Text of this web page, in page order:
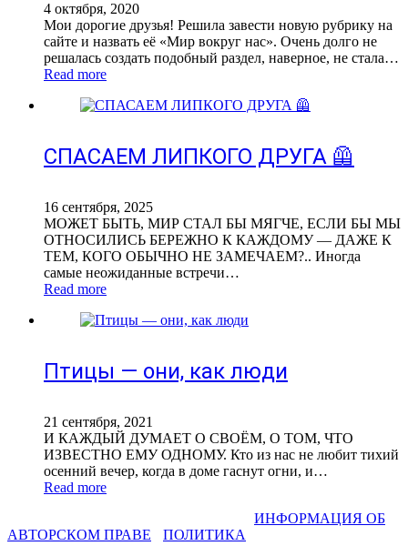
4 октября, 2020
Мои дорогие друзья! Решила завести новую рубрику на
сайте и назвать её «Мир вокруг нас». Очень долго не
решалась создать подобный раздел, наверное, не стала…
Read more
СПАСАЕМ ЛИПКОГО ДРУГА 🦺
16 сентября, 2025
МОЖЕТ БЫТЬ, МИР СТАЛ БЫ МЯГЧЕ, ЕСЛИ БЫ МЫ
ОТНОСИЛИСЬ БЕРЕЖНО К КАЖДОМУ — ДАЖЕ К
ТЕМ, КОГО ОБЫЧНО НЕ ЗАМЕЧАЕМ?.. Иногда
самые неожиданные встречи…
Read more
Птицы — они, как люди
21 сентября, 2021
И КАЖДЫЙ ДУМАЕТ О СВОЁМ, О ТОМ, ЧТО
ИЗВЕСТНО ЕМУ ОДНОМУ. Кто из нас не любит тихий
осенний вечер, когда в доме гаснут огни, и…
Read more
ИНФОРМАЦИЯ ОБ
АВТОРСКОМ ПРАВЕ
ПОЛИТИКА